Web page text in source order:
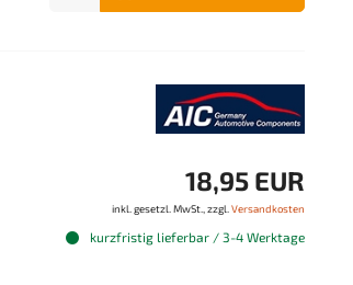
18,95 EUR
inkl. gesetzl. MwSt., zzgl. Versandkosten
kurzfristig lieferbar / 3-4 Werktage